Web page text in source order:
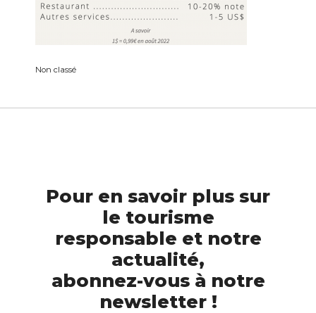
Non classé
Pour en savoir plus sur
le tourisme
responsable et notre
actualité,
abonnez-vous à notre
newsletter !